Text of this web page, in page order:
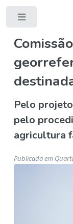
Pelo
pelo
agricultura
Publicada em